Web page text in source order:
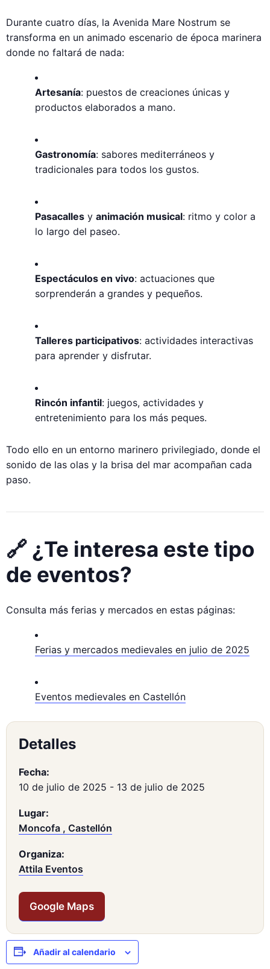
Durante cuatro días, la Avenida Mare Nostrum se
transforma en un animado escenario de época marinera
donde no faltará de nada:
Artesanía: puestos de creaciones únicas y
productos elaborados a mano.
Gastronomía: sabores mediterráneos y
tradicionales para todos los gustos.
Pasacalles y animación musical: ritmo y color a
lo largo del paseo.
Espectáculos en vivo: actuaciones que
sorprenderán a grandes y pequeños.
Talleres participativos: actividades interactivas
para aprender y disfrutar.
Rincón infantil: juegos, actividades y
entretenimiento para los más peques.
Todo ello en un entorno marinero privilegiado, donde el
sonido de las olas y la brisa del mar acompañan cada
paso.
🔗 ¿Te interesa este tipo
de eventos?
Consulta más ferias y mercados en estas páginas:
Ferias y mercados medievales en julio de 2025
Eventos medievales en Castellón
Detalles
Fecha:
10 de julio de 2025 - 13 de julio de 2025
Lugar:
Moncofa , Castellón
Organiza:
Attila Eventos
Google Maps
Añadir al calendario